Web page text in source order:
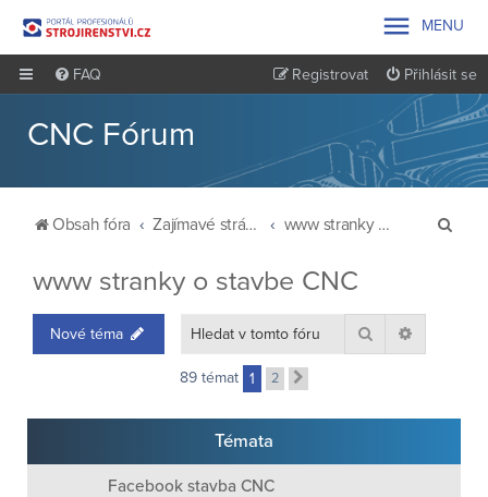
 MENU
FAQ Přihlásit se
Registrovat
CNC Fórum
Obsah fóra Zajímavé stránky a odkazy www stranky o stavbe CNC
www stranky o stavbe CNC
Nové téma Hledat
89 témat 1 2
Témata
Facebook stavba CNC